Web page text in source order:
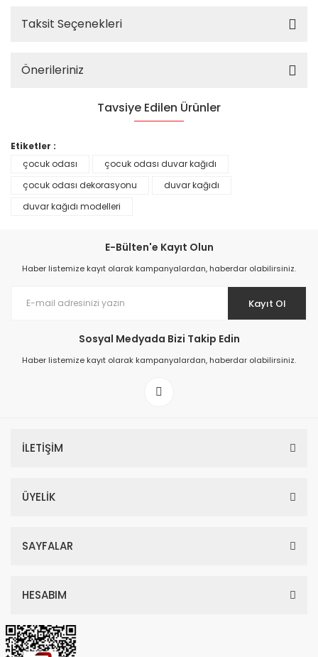
Taksit Seçenekleri
Önerileriniz
Tavsiye Edilen Ürünler
Prime ArtDECO Duvar Kağıdı Tutkalı 500 gr
149,00 TL
Etiketler :
çocuk odası
çocuk odası duvar kağıdı
çocuk odası dekorasyonu
duvar kağıdı
duvar kağıdı modelleri
E-Bülten'e Kayıt Olun
Haber listemize kayıt olarak kampanyalardan, haberdar olabilirsiniz.
Kayıt Ol
Sosyal Medyada Bizi Takip Edin
Haber listemize kayıt olarak kampanyalardan, haberdar olabilirsiniz.
İLETİŞİM
ÜYELİK
SAYFALAR
HESABIM